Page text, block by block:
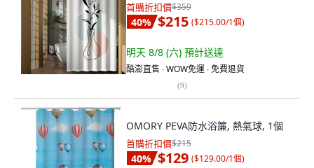
首購折扣價$359
40% $215 ($215.00/1個)
明天 8/8 (六) 預計送達
酷澎直售 ∙ WOW免運 ∙ 免費退貨
(9)
OMORY PEVA防水浴簾, 熱氣球, 1個
首購折扣價$215
40% $129 ($129.00/1個)